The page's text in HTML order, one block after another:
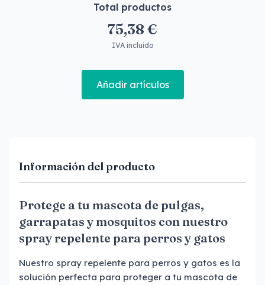
Total productos
75,38 €
IVA incluido
Añadir artículos
Información del producto
Protege a tu mascota de pulgas,
garrapatas y mosquitos con nuestro
spray repelente para perros y gatos
Nuestro spray repelente para perros y gatos es la
solución perfecta para proteger a tu mascota de